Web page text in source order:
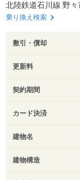
北陸鉄道石川線 野
乗り換え検索
敷引・償却
更新料
契約期間
カード決済
建物名
建物構造